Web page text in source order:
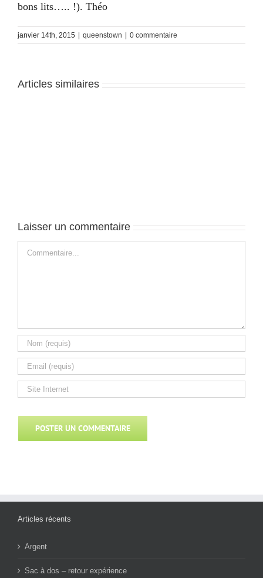
bons lits….. !). Théo
janvier 14th, 2015 queenstown 0 commentaire
Articles similaires
Laisser un commentaire
Articles récents
Argent
Sac à dos – retour expérience